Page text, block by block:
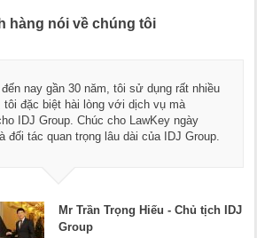
hàng nói về chúng tôi
nay gần 30 năm, tôi sử dụng rất nhiều
đặc biệt hài lòng với dịch vụ mà
IDJ Group. Chúc cho LawKey ngày
đối tác quan trọng lâu dài của IDJ Group.
Mr Trần Trọng Hiếu - Chủ tịch IDJ
Group